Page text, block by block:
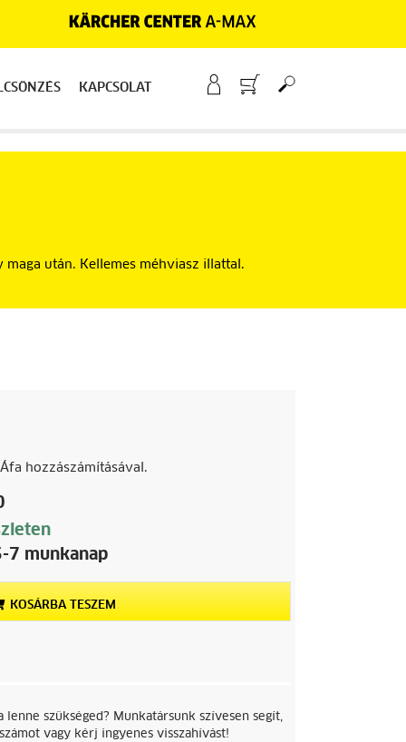
KAPCSOLAT
után. Kellemes méhviasz illattal.
hozzászámításával.
7 munkanap
KOSÁRBA TESZEM
szükséged? Munkatársunk szívesen segít,
vagy kérj ingyenes visszahívást!